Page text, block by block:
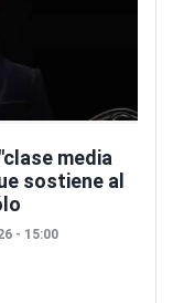
media
sostiene al
- 15:00